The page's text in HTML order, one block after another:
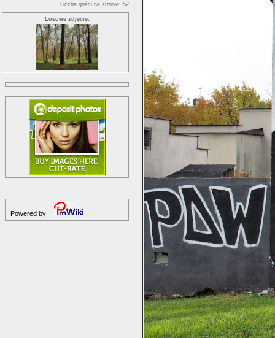
Liczba gości na stronie: 52
Losowe zdjęcie:
Powered by